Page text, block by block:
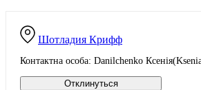
Шотладия Крифф
Контактна особа: Danilchenko
Отклинуться